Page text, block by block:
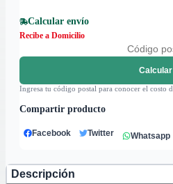
Calcular envío
Recibe a Domicilio
Calcular
Ingresa tu código postal para conocer el costo
Compartir producto
Facebook Twitter Whatsapp
Descripción